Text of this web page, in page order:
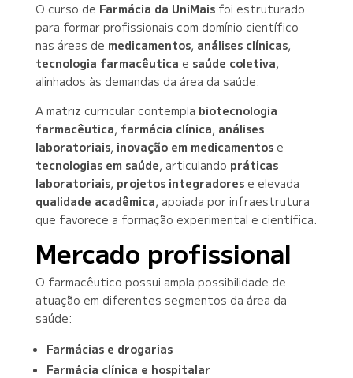
O curso de Farmácia da UniMaisfoi estruturado
para formar profissionais com domínio científico
nas áreas de medicamentos, análises clínicas,
tecnologia farmacêutica e saúde coletiva,
alinhados às demandas da área da saúde.
A matriz curricular contempla biotecnologia
farmacêutica, farmácia clínica, análises
laboratoriais, inovação em medicamentose
tecnologias em saúde, articulando práticas
laboratoriais, projetos integradorese elevada
qualidade acadêmica, apoiada por infraestrutura
que favorece a formação experimental e científica.
Mercado profissional
O farmacêutico possui ampla possibilidade de
atuação em diferentes segmentos da área da
saúde:
Farmácias e drogarias
Farmácia clínica e hospitalar